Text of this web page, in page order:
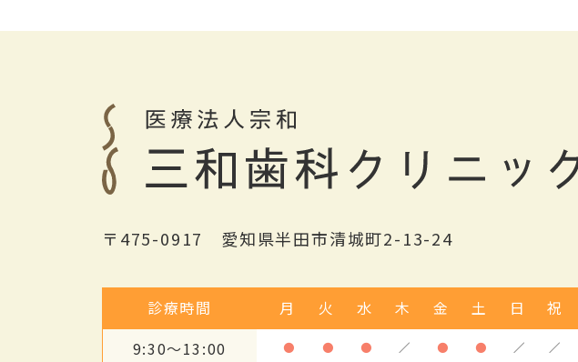
〒475-0917 愛知県半田市清城町2-13-24
診療時間 月 火 水 木 金 土 日
祝
9:30～13:00
● ● ● ／ ● ● ／ ／